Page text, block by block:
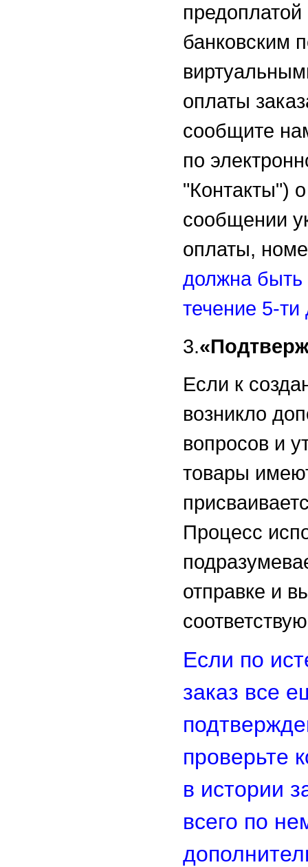
банковским
оплаты
сообщите
по
"Контакты")
сообщении
оплаты,
должна быть
течение 5-ти
3.
Если к
возникло
вопросов и
товары
Процесс
отправке и
Если по
заказ все
проверьте
в истории
всего по